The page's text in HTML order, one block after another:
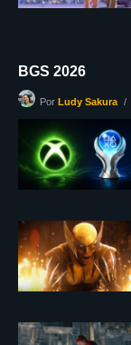
BGS 2026
PorLudy Sakura